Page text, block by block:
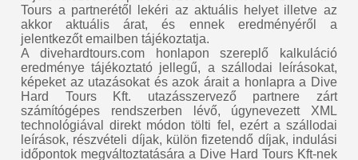
Tours a partnerétől lekéri az aktuális helyet illetve az
akkor aktuális árat, és ennek eredményéről a
jelentkezőt emailben tájékoztatja.
A divehardtours.com honlapon szereplő kalkuláció
eredménye tájékoztató jellegű, a szállodai leírásokat,
képeket az utazásokat és azok árait a honlapra a Dive
Hard Tours Kft. utazásszervező partnere zárt
számítógépes rendszerben lévő, úgynevezett XML
technológiával direkt módon tölti fel, ezért a szállodai
leírások, részvételi díjak, külön fizetendő díjak, indulási
időpontok megváltoztatására a Dive Hard Tours Kft-nek